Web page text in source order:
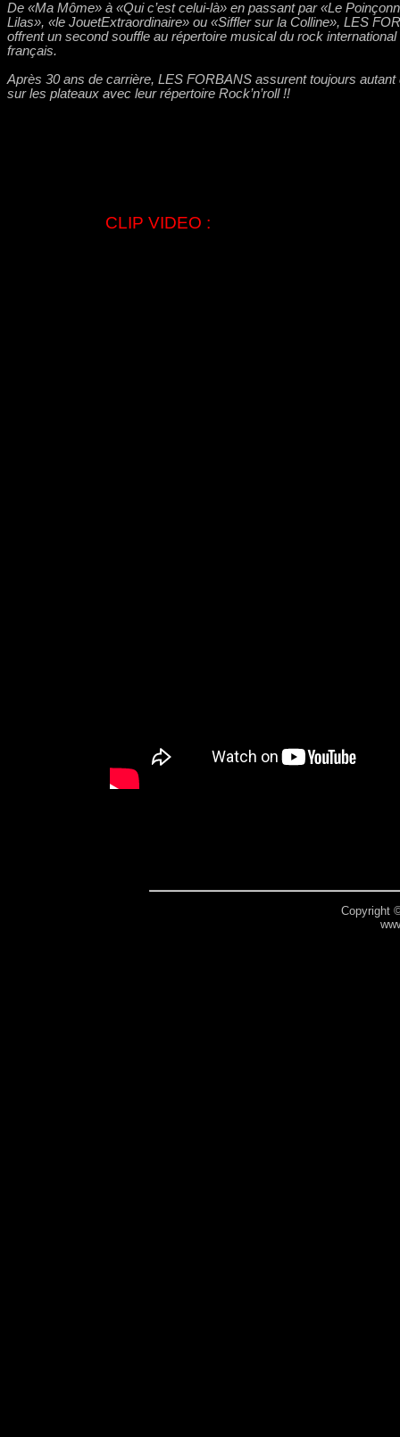
De «Ma Môme» à «Qui c’est celui-là» en passant par «Le
Lilas», «le JouetExtraordinaire» ou «Siffler sur la Colline», LES
offrent un second souffle au répertoire musical du rock international
français.
Après 30 ans de carrière, LES FORBANS assurent toujours
sur les plateaux avec leur répertoire Rock’n’roll !!
CLIP VIDEO :
Copyright